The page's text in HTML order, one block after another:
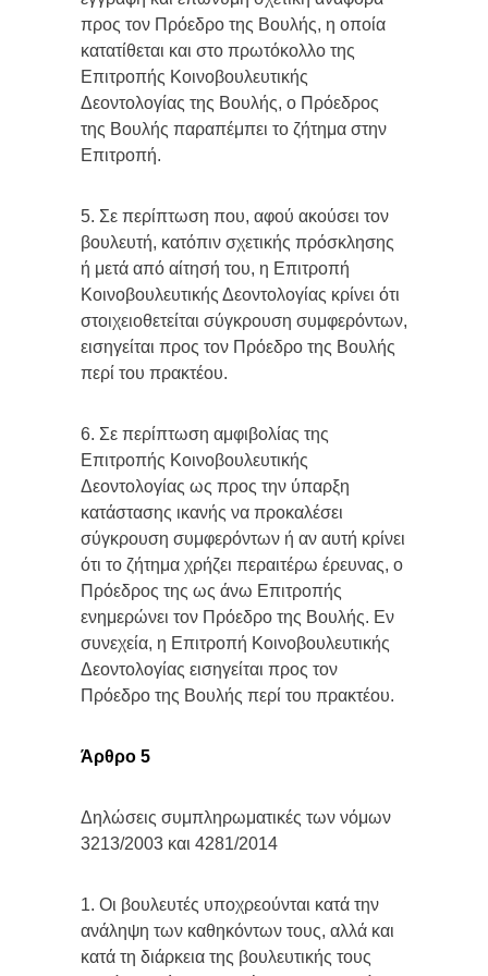
προς τον Πρόεδρο της Βουλής, η οποία
κατατίθεται και στο πρωτόκολλο της
Επιτροπής Κοινοβουλευτικής
Δεοντολογίας της Βουλής, ο Πρόεδρος
της Βουλής παραπέμπει το ζήτημα στην
Επιτροπή.
5. Σε περίπτωση που, αφού ακούσει τον
βουλευτή, κατόπιν σχετικής πρόσκλησης
ή μετά από αίτησή του, η Επιτροπή
Κοινοβουλευτικής Δεοντολογίας κρίνει ότι
στοιχειοθετείται σύγκρουση συμφερόντων,
εισηγείται προς τον Πρόεδρο της Βουλής
περί του πρακτέου.
6. Σε περίπτωση αμφιβολίας της
Επιτροπής Κοινοβουλευτικής
Δεοντολογίας ως προς την ύπαρξη
κατάστασης ικανής να προκαλέσει
σύγκρουση συμφερόντων ή αν αυτή κρίνει
ότι το ζήτημα χρήζει περαιτέρω έρευνας, ο
Πρόεδρος της ως άνω Επιτροπής
ενημερώνει τον Πρόεδρο της Βουλής. Εν
συνεχεία, η Επιτροπή Κοινοβουλευτικής
Δεοντολογίας εισηγείται προς τον
Πρόεδρο της Βουλής περί του πρακτέου.
Άρθρο 5
Δηλώσεις συμπληρωματικές των νόμων
3213/2003 και 4281/2014
1. Οι βουλευτές υποχρεούνται κατά την
ανάληψη των καθηκόντων τους, αλλά και
κατά τη διάρκεια της βουλευτικής τους